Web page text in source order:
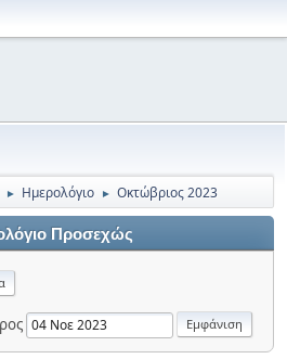
► Ημερολόγιο ► Οκτώβριος 2023
Προσεχώς